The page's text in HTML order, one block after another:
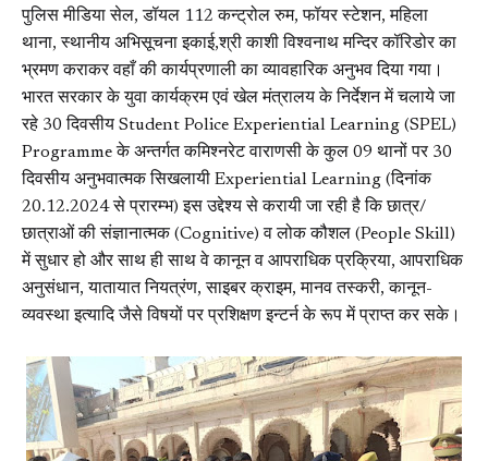
पुलिस मीडिया सेल, डॉयल 112 कन्ट्रोल रुम, फॉयर स्टेशन, महिला
थाना, स्थानीय अभिसूचना इकाई,श्री काशी विश्वनाथ मन्दिर कॉरिडोर का
भ्रमण कराकर वहाँ की कार्यप्रणाली का व्यावहारिक अनुभव दिया गया।
भारत सरकार के युवा कार्यक्रम एवं खेल मंत्रालय के निर्देशन में चलाये जा
रहे 30 दिवसीय Student Police Experiential Learning (SPEL)
Programme के अन्तर्गत कमिश्नरेट वाराणसी के कुल 09 थानों पर 30
दिवसीय अनुभवात्मक सिखलायी Experiential Learning (दिनांक
20.12.2024 से प्रारम्भ) इस उद्देश्य से करायी जा रही है कि छात्र/
छात्राओं की संज्ञानात्मक (Cognitive) व लोक कौशल (People Skill)
में सुधार हो और साथ ही साथ वे कानून व आपराधिक प्रक्रिया, आपराधिक
अनुसंधान, यातायात नियत्रंण, साइबर क्राइम, मानव तस्करी, कानून-
व्यवस्था इत्यादि जैसे विषयों पर प्रशिक्षण इन्टर्न के रूप में प्राप्त कर सके।